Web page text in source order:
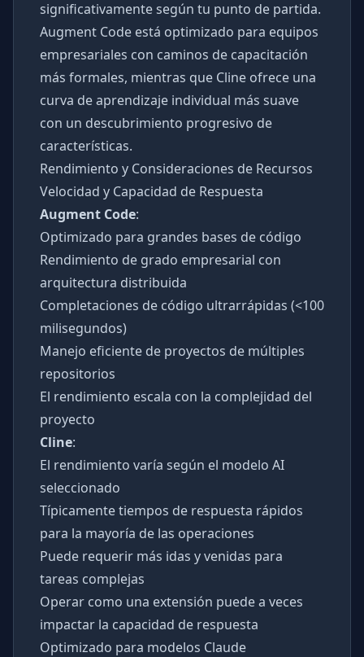
significativamente según tu punto de partida.
Augment Code está optimizado para equipos
empresariales con caminos de capacitación
más formales, mientras que Cline ofrece una
curva de aprendizaje individual más suave
con un descubrimiento progresivo de
características.
Rendimiento y Consideraciones de Recursos
Velocidad y Capacidad de Respuesta
Augment Code:
Optimizado para grandes bases de código
Rendimiento de grado empresarial con
arquitectura distribuida
Completaciones de código ultrarrápidas (<100
milisegundos)
Manejo eficiente de proyectos de múltiples
repositorios
El rendimiento escala con la complejidad del
proyecto
Cline:
El rendimiento varía según el modelo AI
seleccionado
Típicamente tiempos de respuesta rápidos
para la mayoría de las operaciones
Puede requerir más idas y venidas para
tareas complejas
Operar como una extensión puede a veces
impactar la capacidad de respuesta
Optimizado para modelos Claude